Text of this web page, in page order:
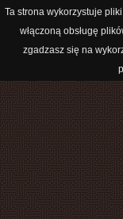
Ta strona wykorzystuje
włączoną obsługę
zgadzasz się na